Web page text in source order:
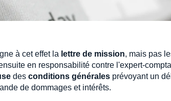
à cet effet la lettre de mission, mais pas
en responsabilité contre l'expert-
des conditions générales prévoyant un
de dommages et intérêts.